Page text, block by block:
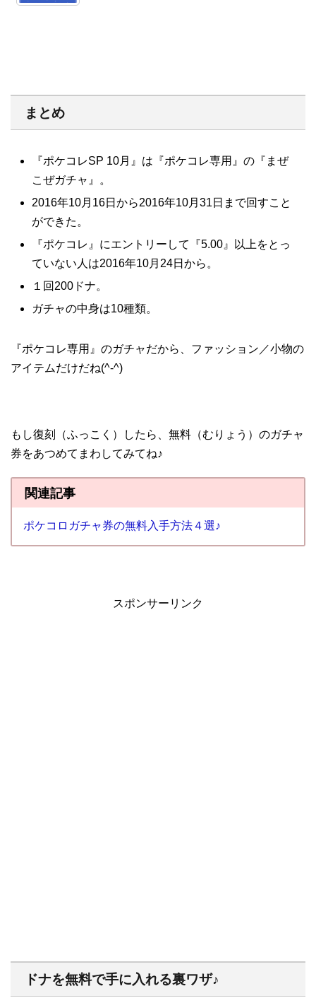
まとめ
『ポケコレSP 10月』は『ポケコレ専用』の『まぜ
こぜガチャ』。
2016年10月16日から2016年10月31日まで回すこと
ができた。
『ポケコレ』にエントリーして『5.00』以上をとっ
ていない人は2016年10月24日から。
１回200ドナ。
ガチャの中身は10種類。
『ポケコレ専用』のガチャだから、ファッション／小物の
アイテムだけだね(^-^)
もし復刻（ふっこく）したら、無料（むりょう）のガチャ
券をあつめてまわしてみてね♪
関連記事
ポケコロガチャ券の無料入手方法４選♪
スポンサーリンク
ドナを無料で手に入れる裏ワザ♪